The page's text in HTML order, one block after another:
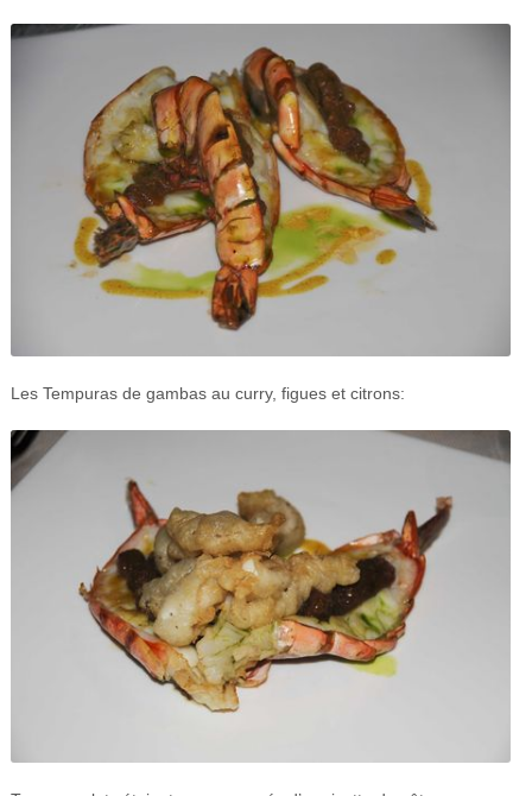
Les Tempuras de gambas au curry, figues et citrons: